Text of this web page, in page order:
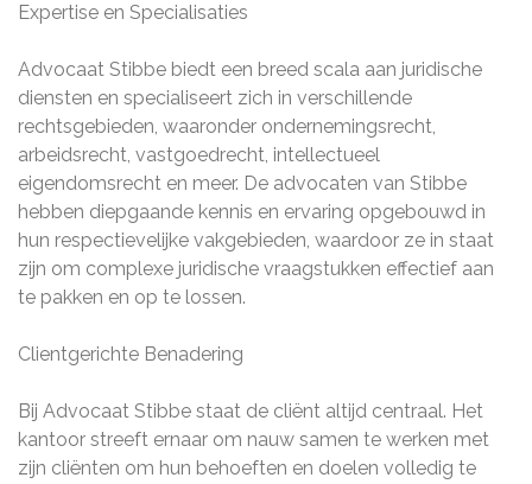
Expertise en Specialisaties
Advocaat Stibbe biedt een breed scala aan juridische
diensten en specialiseert zich in verschillende
rechtsgebieden, waaronder ondernemingsrecht,
arbeidsrecht, vastgoedrecht, intellectueel
eigendomsrecht en meer. De advocaten van Stibbe
hebben diepgaande kennis en ervaring opgebouwd in
hun respectievelijke vakgebieden, waardoor ze in staat
zijn om complexe juridische vraagstukken effectief aan
te pakken en op te lossen.
Clientgerichte Benadering
Bij Advocaat Stibbe staat de cliënt altijd centraal. Het
kantoor streeft ernaar om nauw samen te werken met
zijn cliënten om hun behoeften en doelen volledig te